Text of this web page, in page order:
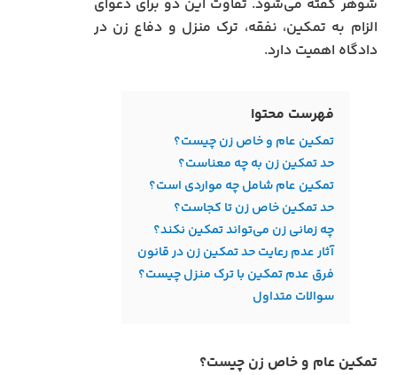
شوهر گفته می‌شود. تفاوت این دو برای دعوای
الزام به تمکین، نفقه، ترک منزل و دفاع زن در
دادگاه اهمیت دارد.
فهرست محتوا
تمکین عام و خاص زن چیست؟
حد تمکین زن به چه معناست؟
تمکین عام شامل چه مواردی است؟
حد تمکین خاص زن تا کجاست؟
چه زمانی زن می‌تواند تمکین نکند؟
آثار عدم رعایت حد تمکین زن در قانون
فرق عدم تمکین با ترک منزل چیست؟
سوالات متداول
تمکین عام و خاص زن چیست؟